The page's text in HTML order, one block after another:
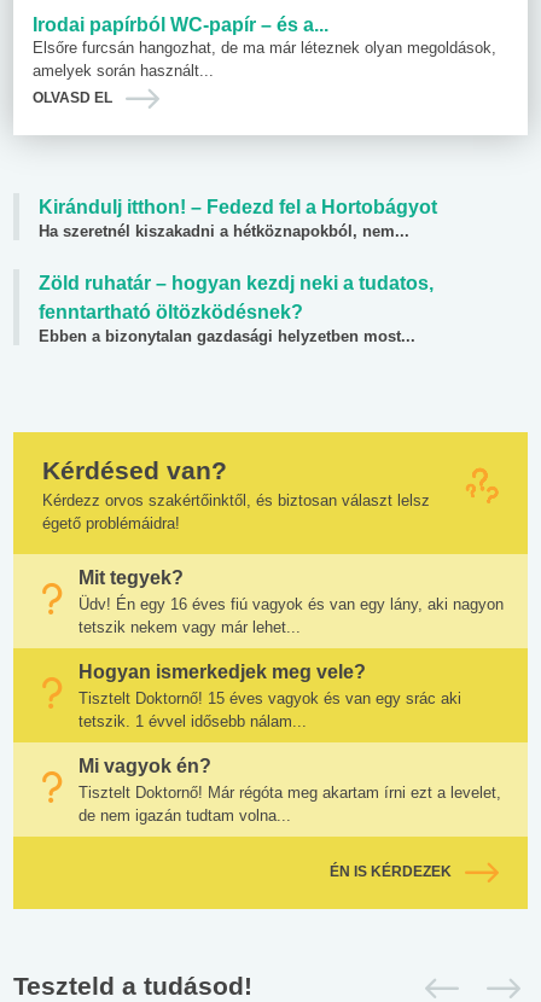
Irodai papírból WC-papír – és a...
Elsőre furcsán hangozhat, de ma már léteznek olyan megoldások,
amelyek során használt...
OLVASD EL
Kirándulj itthon! – Fedezd fel a Hortobágyot
Ha szeretnél kiszakadni a hétköznapokból, nem...
Zöld ruhatár – hogyan kezdj neki a tudatos,
fenntartható öltözködésnek?
Ebben a bizonytalan gazdasági helyzetben most...
Kérdésed van?
Kérdezz orvos szakértőinktől, és biztosan választ lelsz
égető problémáidra!
Mit tegyek?
Üdv! Én egy 16 éves fiú vagyok és van egy lány, aki nagyon
tetszik nekem vagy már lehet...
Hogyan ismerkedjek meg vele?
Tisztelt Doktornő! 15 éves vagyok és van egy srác aki
tetszik. 1 évvel idősebb nálam...
Mi vagyok én?
Tisztelt Doktornő! Már régóta meg akartam írni ezt a levelet,
de nem igazán tudtam volna...
ÉN IS KÉRDEZEK
Teszteld a tudásod!